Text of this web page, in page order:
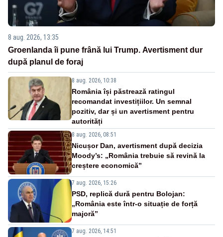
8 aug. 2026, 13:35
Groenlanda îi pune frână lui Trump. Avertisment dur
după planul de foraj
8 aug. 2026, 10:38
România își păstrează ratingul
recomandat investițiilor. Un semnal
pozitiv, dar și un avertisment pentru
autorități
8 aug. 2026, 08:51
Nicușor Dan, avertisment după decizia
Moody’s: „România trebuie să revină la
creștere economică”
7 aug. 2026, 15:26
PSD, replică dură pentru Bolojan:
„România este într-o situație de forță
majoră”
7 aug. 2026, 14:51